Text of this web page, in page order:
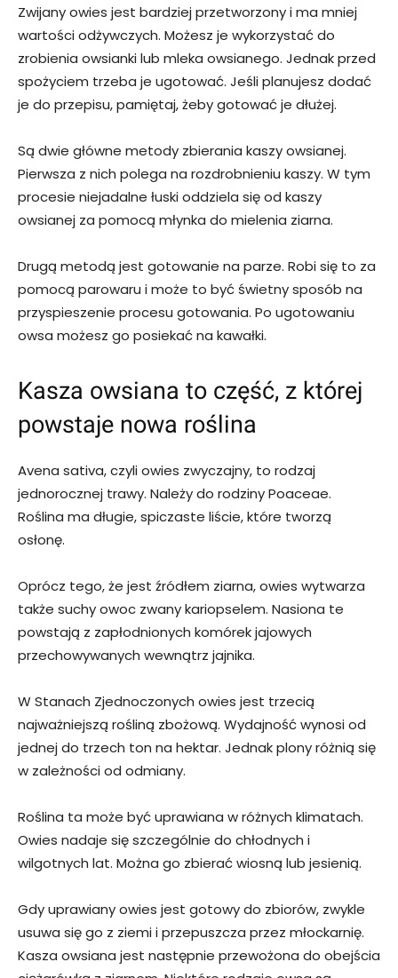
Zwijany owies jest bardziej przetworzony i ma mniej
wartości odżywczych. Możesz je wykorzystać do
zrobienia owsianki lub mleka owsianego. Jednak przed
spożyciem trzeba je ugotować. Jeśli planujesz dodać
je do przepisu, pamiętaj, żeby gotować je dłużej.
Są dwie główne metody zbierania kaszy owsianej.
Pierwsza z nich polega na rozdrobnieniu kaszy. W tym
procesie niejadalne łuski oddziela się od kaszy
owsianej za pomocą młynka do mielenia ziarna.
Drugą metodą jest gotowanie na parze. Robi się to za
pomocą parowaru i może to być świetny sposób na
przyspieszenie procesu gotowania. Po ugotowaniu
owsa możesz go posiekać na kawałki.
Kasza owsiana to część, z której
powstaje nowa roślina
Avena sativa, czyli owies zwyczajny, to rodzaj
jednorocznej trawy. Należy do rodziny Poaceae.
Roślina ma długie, spiczaste liście, które tworzą
osłonę.
Oprócz tego, że jest źródłem ziarna, owies wytwarza
także suchy owoc zwany kariopselem. Nasiona te
powstają z zapłodnionych komórek jajowych
przechowywanych wewnątrz jajnika.
W Stanach Zjednoczonych owies jest trzecią
najważniejszą rośliną zbożową. Wydajność wynosi od
jednej do trzech ton na hektar. Jednak plony różnią się
w zależności od odmiany.
Roślina ta może być uprawiana w różnych klimatach.
Owies nadaje się szczególnie do chłodnych i
wilgotnych lat. Można go zbierać wiosną lub jesienią.
Gdy uprawiany owies jest gotowy do zbiorów, zwykle
usuwa się go z ziemi i przepuszcza przez młockarnię.
Kasza owsiana jest następnie przewożona do obejścia